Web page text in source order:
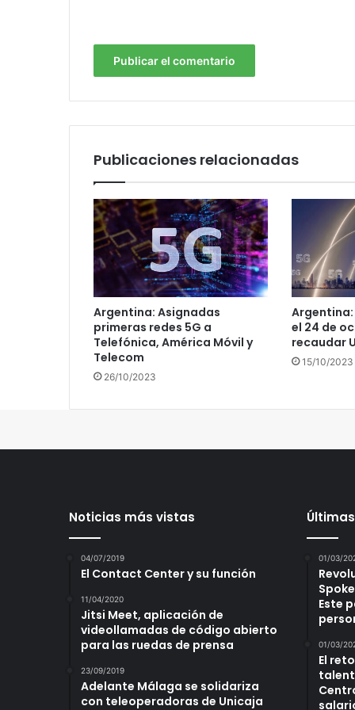
Publicaciones relacionadas
Argentina: Asignadas
primeras redes 5G a
Telefónica, América Móvil y
Telecom
26/10/2023
el 24 de
recaudar
15/10/2023
Noticias más vistas
04/07/2019
El Contact Center y su función
11/04/2020
Jitsi Meet, aplicación de
videollamadas de código abierto
para las ruedas de prensa
23/09/2019
Adelante Málaga se solidariza
con teleoperadoras de Unicaja
01/03/
Este
01/03/
El